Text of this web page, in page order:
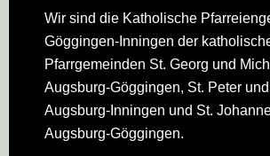
Footer
Wir sind die Katholische
Göggingen-Inningen der
Pfarrgemeinden St. Georg und
Augsburg-Göggingen, St. Peter
Augsburg-Inningen und St.
Augsburg-Göggingen.